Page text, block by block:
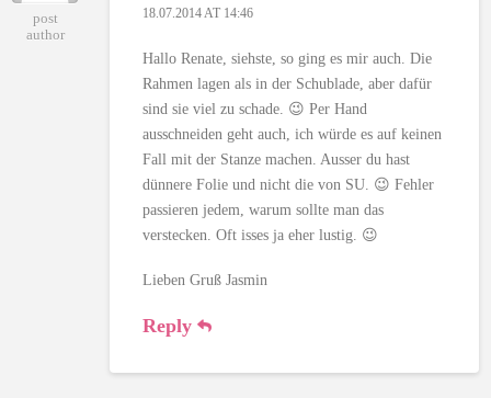
post
author
18.07.2014 AT 14:46
Hallo Renate, siehste, so ging es mir auch. Die
Rahmen lagen als in der Schublade, aber dafür
sind sie viel zu schade. 😉 Per Hand
ausschneiden geht auch, ich würde es auf keinen
Fall mit der Stanze machen. Ausser du hast
dünnere Folie und nicht die von SU. 😉 Fehler
passieren jedem, warum sollte man das
verstecken. Oft isses ja eher lustig. 😉
Lieben Gruß Jasmin
Reply